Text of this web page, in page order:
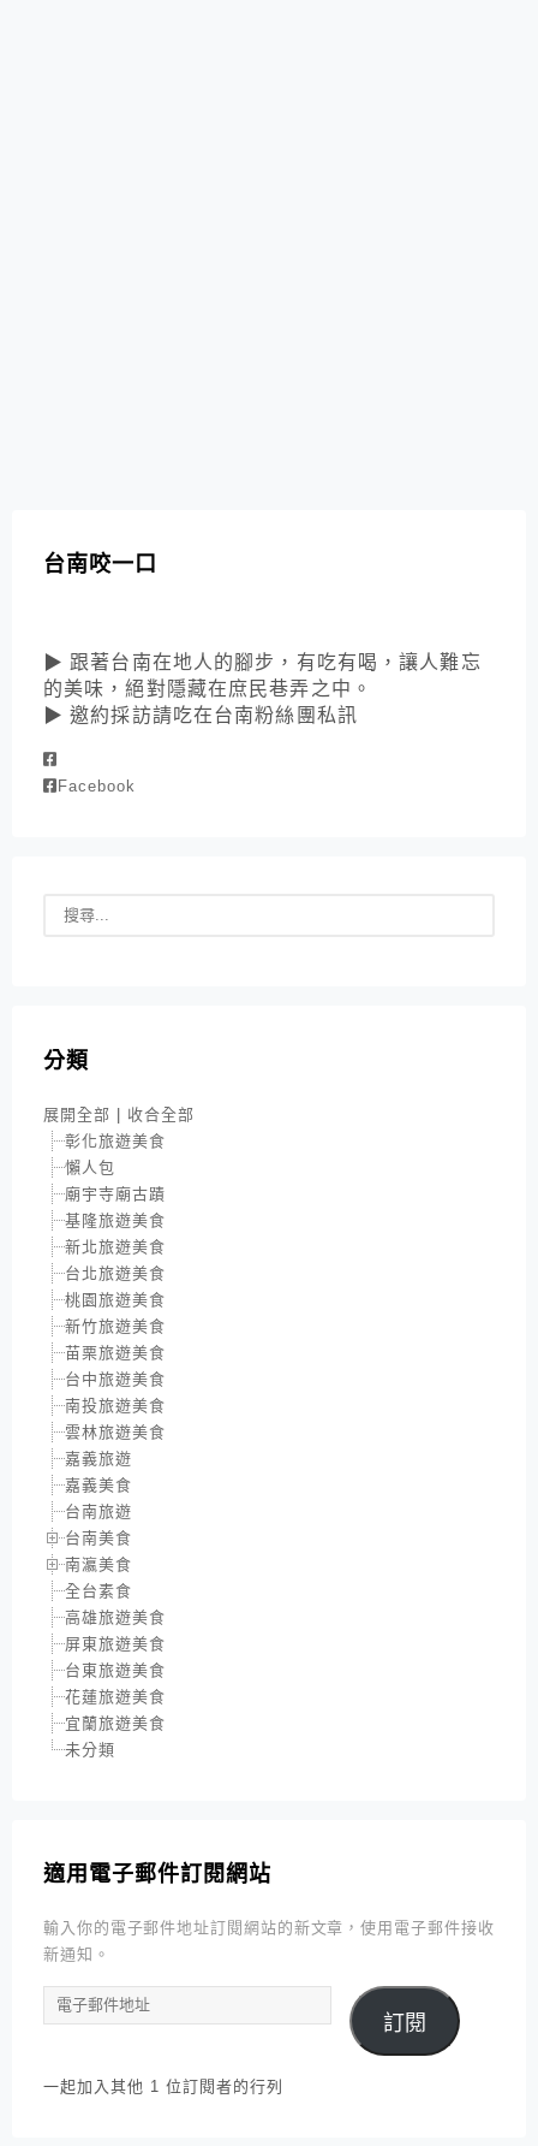
台南咬一口
▶ 跟著台南在地人的腳步，有吃有喝，讓人難忘
的美味，絕對隱藏在庶民巷弄之中。
▶ 邀約採訪請吃在台南粉絲團私訊
Facebook
分類
展開全部 | 收合全部
彰化旅遊美食
懶人包
廟宇寺廟古蹟
基隆旅遊美食
新北旅遊美食
台北旅遊美食
桃園旅遊美食
新竹旅遊美食
苗栗旅遊美食
台中旅遊美食
南投旅遊美食
雲林旅遊美食
嘉義旅遊
嘉義美食
台南旅遊
台南美食
南瀛美食
全台素食
高雄旅遊美食
屏東旅遊美食
台東旅遊美食
花蓮旅遊美食
宜蘭旅遊美食
未分類
適用電子郵件訂閱網站
輸入你的電子郵件地址訂閱網站的新文章，使用電子郵件接收
新通知。
電
子
件
訂閱
一起加入其他 1 位訂閱者的行列